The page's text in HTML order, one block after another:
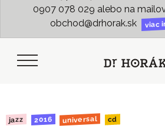
0907 078 029 alebo na
obchod@drhorak.sk
viac
jazz 2016 universal cd